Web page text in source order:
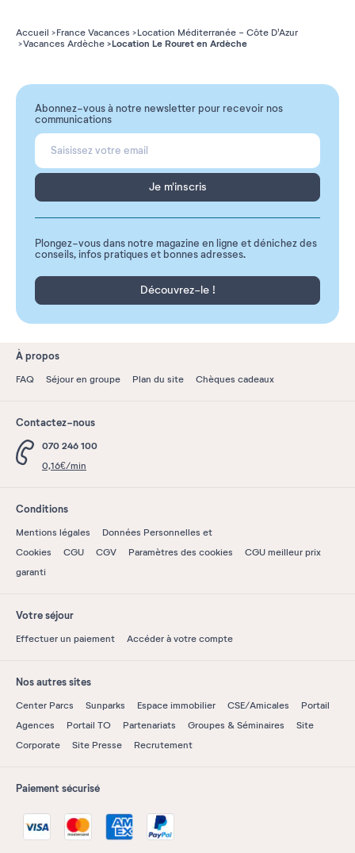
Accueil France Vacances
Location Méditerranée - Côte D'Azur
Vacances Ardèche
Location Le Rouret en Ardèche
Abonnez-vous à notre newsletter pour recevoir nos
communications
Je m'inscris
Plongez-vous dans notre magazine en ligne et dénichez des
conseils, infos pratiques et bonnes adresses.
Découvrez-le !
À propos
FAQ Séjour en groupe Plan du site Chèques cadeaux
Contactez-nous
070 246 100
0,16€/min
Conditions
Mentions légales
Données Personnelles et
Cookies
CGU CGV Paramètres des cookies
CGU meilleur prix
garanti
Votre séjour
Effectuer un paiement Accéder à votre compte
Nos autres sites
Center Parcs Sunparks Espace immobilier CSE/Amicales
Portail
Agences
Portail TO Partenariats Groupes & Séminaires
Site
Corporate
Site Presse Recrutement
Paiement sécurisé